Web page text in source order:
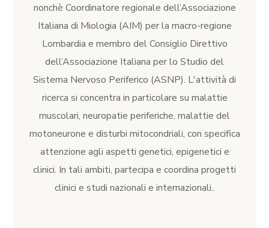
nonchè Coordinatore regionale dell’Associazione
Italiana di Miologia (AIM) per la macro-regione
Lombardia e membro del Consiglio Direttivo
dell’Associazione Italiana per lo Studio del
Sistema Nervoso Periferico (ASNP). L'attività di
ricerca si concentra in particolare su malattie
muscolari, neuropatie periferiche, malattie del
motoneurone e disturbi mitocondriali, con specifica
attenzione agli aspetti genetici, epigenetici e
clinici. In tali ambiti, partecipa e coordina progetti
clinici e studi nazionali e internazionali..